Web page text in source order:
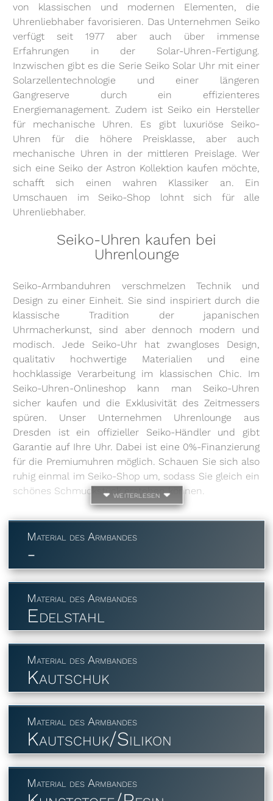
von klassischen und modernen Elementen, die
Uhrenliebhaber favorisieren. Das Unternehmen Seiko
verfügt seit 1977 aber auch über immense
Erfahrungen in der Solar-Uhren-Fertigung.
Inzwischen gibt es die Serie Seiko Solar Uhr mit einer
Solarzellentechnologie und einer längeren
Gangreserve durch ein effizienteres
Energiemanagement. Zudem ist Seiko ein Hersteller
für mechanische Uhren. Es gibt luxuriöse Seiko-
Uhren für die höhere Preisklasse, aber auch
mechanische Uhren in der mittleren Preislage. Wer
sich eine Seiko der Astron Kollektion kaufen möchte,
schafft sich einen wahren Klassiker an. Ein
Umschauen im Seiko-Shop lohnt sich für alle
Uhrenliebhaber.
Seiko-Uhren kaufen bei
Uhrenlounge
Seiko-Armbanduhren verschmelzen Technik und
Design zu einer Einheit. Sie sind inspiriert durch die
klassische Tradition der japanischen
Uhrmacherkunst, sind aber dennoch modern und
modisch. Jede Seiko-Uhr hat zwangloses Design,
qualitativ hochwertige Materialien und eine
hochklassige Verarbeitung im klassischen Chic. Im
Seiko-Uhren-Onlineshop kann man Seiko-Uhren
sicher kaufen und die Exklusivität des Zeitmessers
spüren. Unser Unternehmen Uhrenlounge aus
Dresden ist ein offizieller Seiko-Händler und gibt
Garantie auf Ihre Uhr. Dabei ist eine 0%-Finanzierung
für die Premiumuhren möglich. Schauen Sie sich also
ruhig einmal im Seiko-Shop um, sodass Sie gleich ein
schönes Schmuckstück erstehen können.
weiterlesen
Material des Armbandes
-
Material des Armbandes
Edelstahl
Material des Armbandes
Kautschuk
Material des Armbandes
Kautschuk/Silikon
Material des Armbandes